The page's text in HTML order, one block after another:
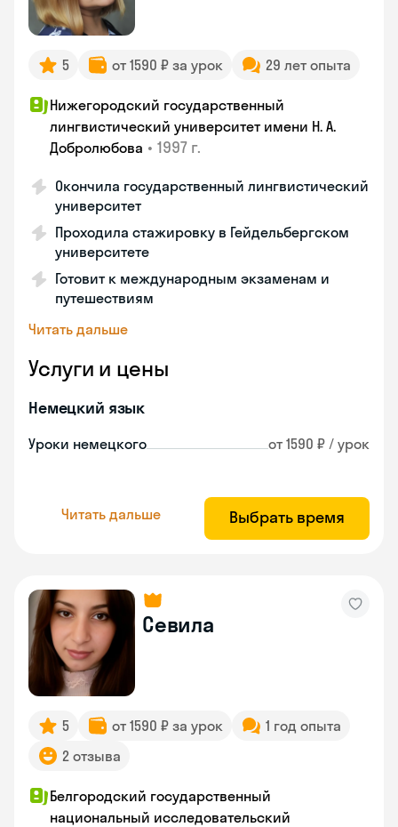
5 от 1590 ₽ за урок 29 лет опыта
Нижегородский государственный
лингвистический университет имени Н. А.
Добролюбова • 1997 г.
Окончила государственный лингвистический
университет
Проходила стажировку в Гейдельбергском
университете
Готовит к международным экзаменам и
путешествиям
Читать дальше
Услуги и цены
Немецкий язык
Уроки немецкого от 1590 ₽ / урок
Читать дальше Выбрать время
Севила
5 от 1590 ₽ за урок
1 год опыта
2 отзыва
Белгородский государственный
национальный исследовательский